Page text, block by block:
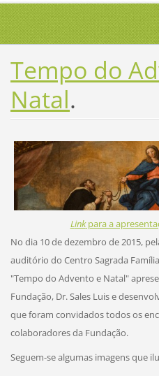
Tempo do
Natal.
Linkpara a
No dia 10 de dezembro de 2015,
auditório do Centro Sagrada
"Tempo do Advento e Natal"
Fundação, Dr. Sales Luis e
que foram convidados todos os
colaboradores da Fundação.
Seguem-se algumas imagens que